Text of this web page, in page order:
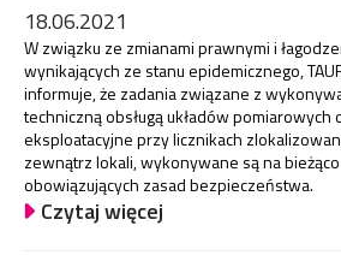
18.06.2021
W związku ze zmianami prawnymi i
wynikających ze stanu epidemicznego,
informuje, że zadania związane z
techniczną obsługą układów pomiarowych
eksploatacyjne przy licznikach
zewnątrz lokali, wykonywane są na
obowiązujących zasad bezpieczeństwa.
Czytaj więcej